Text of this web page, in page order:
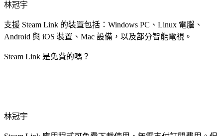
林冠宇
支援 Steam Link 的裝置包括：Windows PC、Linux 電腦、
Android 與 iOS 裝置、Mac 設備，以及部分智能電視。
Steam Link 是免費的嗎？
林冠宇